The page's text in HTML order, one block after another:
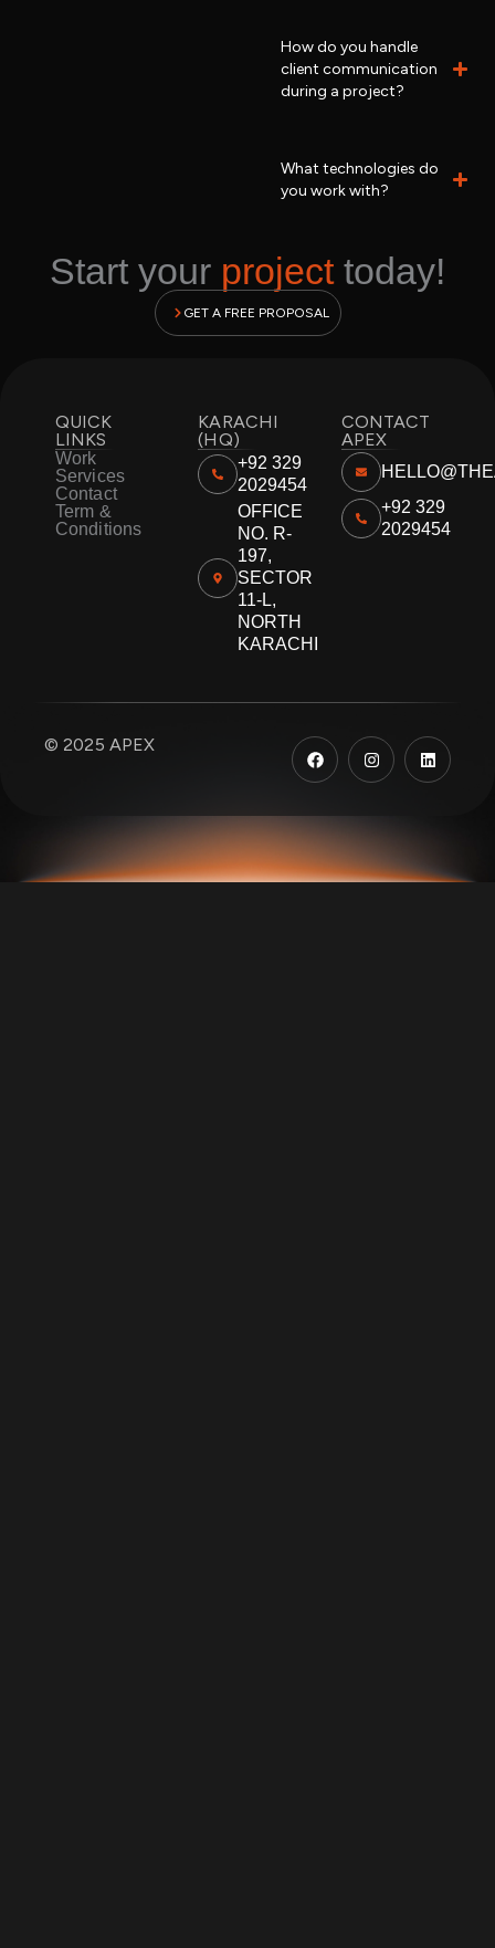
How do you handle
client communication
during a project?
What technologies do
you work with?
Start your projecttoday!
GET A FREE PROPOSAL
QUICK
LINKS
Work
Services
Contact
Term &
Conditions
KARACHI
(HQ)
+92 329
2029454
OFFICE
NO. R-
197,
SECTOR
11-L,
NORTH
KARACHI
CONTACT
APEX
+92 329
2029454
© 2025 APEX
F
a
c
o
o
k
I
n
s
a
m
L
i
n